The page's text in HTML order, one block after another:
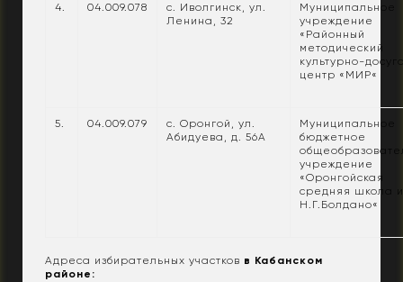
4. 04.009.078
с. Иволгинск, ул.
Ленина, 32
Муниципальное
учреждение
«Районный
методический
культурно-
центр «МИР«
5. 04.009.079
с. Оронгой, ул.
Абидуева, д. 56А
Муниципальное
бюджетное
учреждение
«Оронгойская
средняя школа
Н.Г.Болдано«
Адреса избирательных участков в Кабанском
районе: